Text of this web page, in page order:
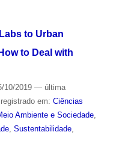
to Urban
to Deal with
10/2019 — última
em: Ciências
Ambiente e Sociedade,
, Sustentabilidade,